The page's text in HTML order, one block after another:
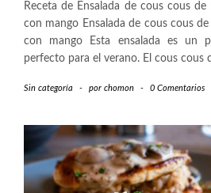
Receta de Ensalada de cous cous
con mango Ensalada de cous cous
con mango Esta ensalada es un
perfecto para el verano. El cous cous
Sin categoría - por chomon - 0 Comentarios